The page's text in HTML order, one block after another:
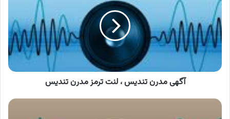
تندیس
،
لنت
ترمز
مدرن
تندیس
آگهی مدرن تندیس ، لنت ترمز مدرن تندیس
آگهی